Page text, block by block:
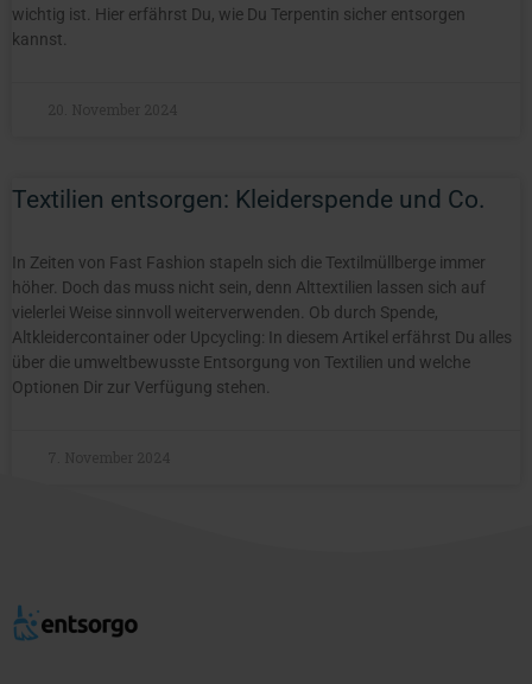
wichtig ist. Hier erfährst Du, wie Du Terpentin sicher entsorgen
kannst.
Textilien entsorgen: Kleiderspende und Co.
In Zeiten von Fast Fashion stapeln sich die Textilmüllberge immer
höher. Doch das muss nicht sein, denn Alttextilien lassen sich auf
vielerlei Weise sinnvoll weiterverwenden. Ob durch Spende,
Altkleidercontainer oder Upcycling: In diesem Artikel erfährst Du alles
über die umweltbewusste Entsorgung von Textilien und welche
Optionen Dir zur Verfügung stehen.